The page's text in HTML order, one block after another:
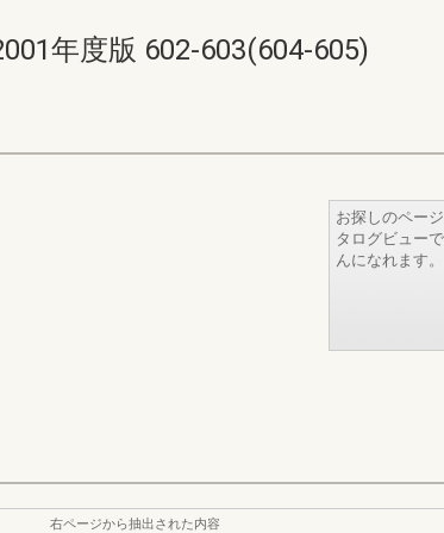
年度版 602-603(604-605)
お探しのペー
タログビュー
んになれます。
右ページから抽出された内容